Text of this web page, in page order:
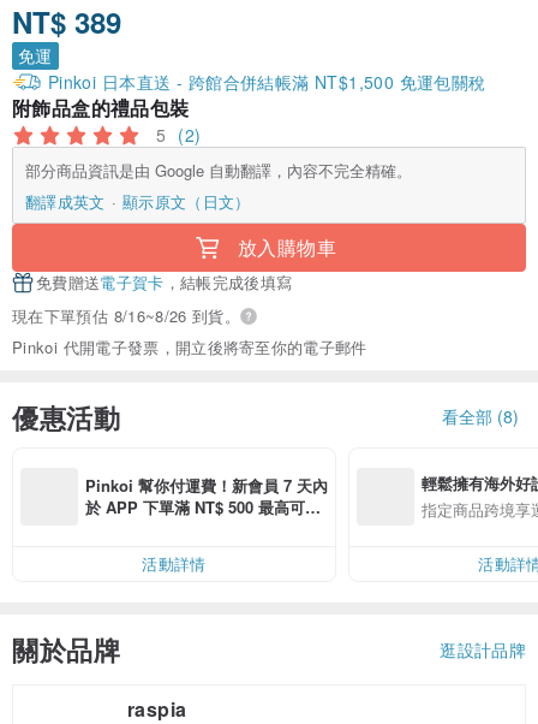
NT$ 389
免運
Pinkoi 日本直送 - 跨館合併結帳滿 NT$1,500 免運包關稅
附飾品盒的禮品包裝
5 (2)
部分商品資訊是由 Google 自動翻譯，內容不完全精確。
翻譯成英文
顯示原文（日文）
放入購物車
免費贈送電子賀卡 ，結帳完成後填寫
現在下單預估 8/16~8/26 到貨。
Pinkoi 代開電子發票，開立後將寄至你的電子郵件
優惠活動 看全部 (8)
Pinkoi 幫你付運費！新會員 7 天內
於 APP 下單滿 NT$ 500 最高可折
活動詳情
輕鬆擁有海外好
指定商品跨境享
活動詳
關於品牌 逛設計品牌
raspia